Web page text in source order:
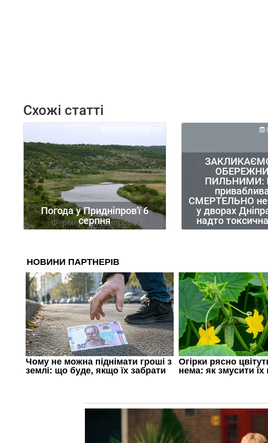
Схожі статті
Погода у Придніпров'ї 6
серпня
ПИЛЬНИМИ:
СМЕРТЕЛЬНО
у дворах
надто